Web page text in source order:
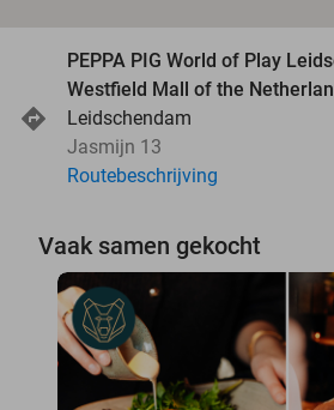
PEPPA PIG World of Play
Westfield Mall of the
Leidschendam
Jasmijn 13
Routebeschrijving
Vaak samen gekocht